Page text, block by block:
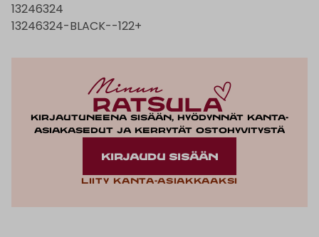
13246324
13246324-BLACK--122+
Kirjautuneena sisään, hyödynnät kanta-
asiakasedut ja kerrytät ostohyvitystä
KIRJAUDU SISÄÄN
Liity kanta-asiakkaaksi